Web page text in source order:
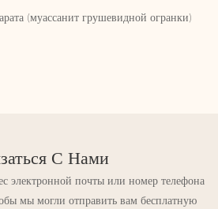
(муассанит грушевидной огранки)
С Нами
электронной почты или номер телефона
мы могли отправить вам бесплатную